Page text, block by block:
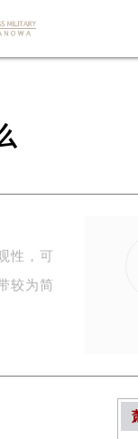
性，可
较为简